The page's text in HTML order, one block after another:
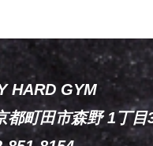
GYM
田市森野 1丁目